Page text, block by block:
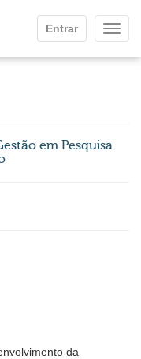
Entrar
em Pesquisa
da